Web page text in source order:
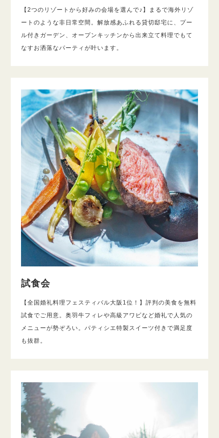
【2つのリゾートから好みの会場を選んで♪】まるで海外リゾ
ートのような非日常空間。解放感あふれる貸切邸宅に、プー
ル付きガーデン、オープンキッチンから出来立て料理でもて
なすお洒落なパーティが叶います。
試食会
【全国婚礼料理フェスティバル大阪1位！】評判の美食を無料
試食でご用意。奥羽牛フィレや高級アワビなど婚礼で人気の
メニューが勢ぞろい。パティシエ特製スイーツ付きで満足度
も抜群。